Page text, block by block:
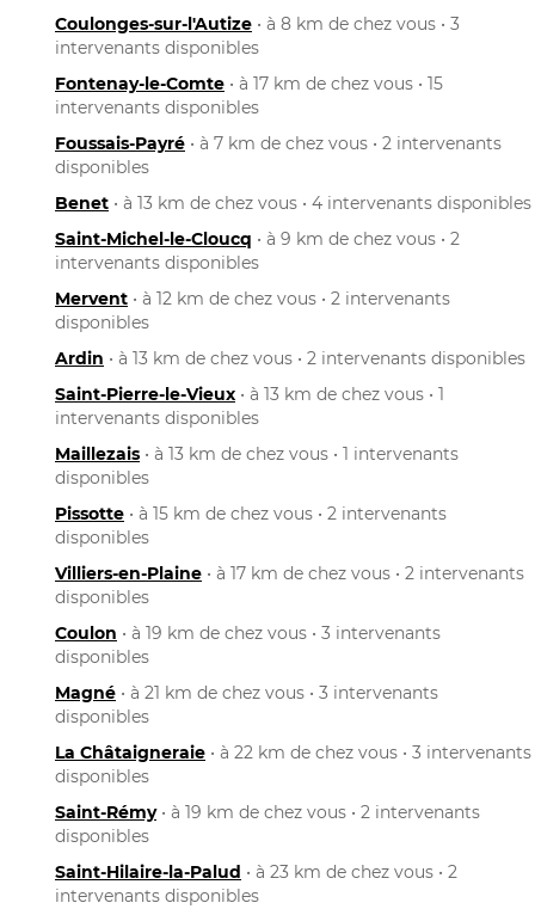
Coulonges-sur-l'Autize • à 8 km de chez vous • 3
intervenants disponibles
Fontenay-le-Comte • à 17 km de chez vous • 15
intervenants disponibles
Foussais-Payré • à 7 km de chez vous • 2 intervenants
disponibles
Benet • à 13 km de chez vous • 4 intervenants disponibles
Saint-Michel-le-Cloucq • à 9 km de chez vous • 2
intervenants disponibles
Mervent • à 12 km de chez vous • 2 intervenants
disponibles
Ardin • à 13 km de chez vous • 2 intervenants disponibles
Saint-Pierre-le-Vieux • à 13 km de chez vous • 1
intervenants disponibles
Maillezais • à 13 km de chez vous • 1 intervenants
disponibles
Pissotte • à 15 km de chez vous • 2 intervenants
disponibles
Villiers-en-Plaine • à 17 km de chez vous • 2 intervenants
disponibles
Coulon • à 19 km de chez vous • 3 intervenants
disponibles
Magné • à 21 km de chez vous • 3 intervenants
disponibles
La Châtaigneraie • à 22 km de chez vous • 3 intervenants
disponibles
Saint-Rémy• à 19 km de chez vous • 2 intervenants
disponibles
Saint-Hilaire-la-Palud • à 23 km de chez vous • 2
intervenants disponibles